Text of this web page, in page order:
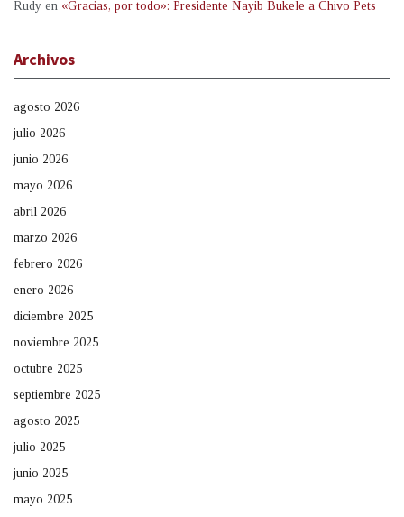
Rudy en «Gracias, por todo»: Presidente Nayib Bukele a Chivo Pets
Archivos
agosto 2026
julio 2026
junio 2026
mayo 2026
abril 2026
marzo 2026
febrero 2026
enero 2026
diciembre 2025
noviembre 2025
octubre 2025
septiembre 2025
agosto 2025
julio 2025
junio 2025
mayo 2025